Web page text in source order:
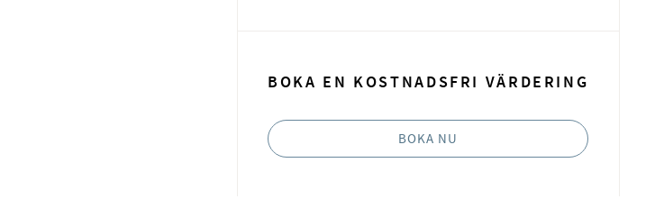
BOKA EN KOSTNADSFRI VÄRDERING
BOKA NU